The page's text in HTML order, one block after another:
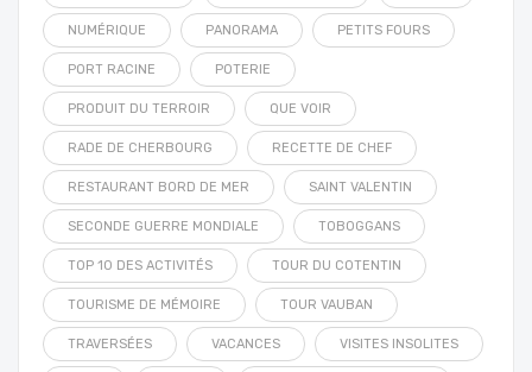
NUMÉRIQUE PANORAMA PETITS FOURS
PORT RACINE POTERIE
PRODUIT DU TERROIR QUE VOIR
RADE DE CHERBOURG RECETTE DE CHEF
RESTAURANT BORD DE MER SAINT VALENTIN
SECONDE GUERRE MONDIALE TOBOGGANS
TOP 10 DES ACTIVITÉS TOUR DU COTENTIN
TOURISME DE MÉMOIRE TOUR VAUBAN
TRAVERSÉES VACANCES VISITES INSOLITES